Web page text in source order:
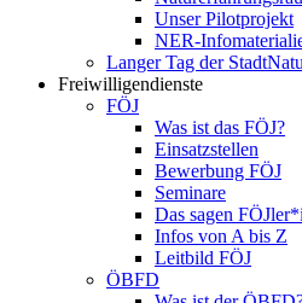
Unser Pilotprojekt
NER-
Langer Tag der
Freiwilligendienste
FÖJ
Was ist das FÖJ?
Einsatzstellen
Bewerbung FÖJ
Seminare
Das sagen
Infos von A bis Z
Leitbild FÖJ
ÖBFD